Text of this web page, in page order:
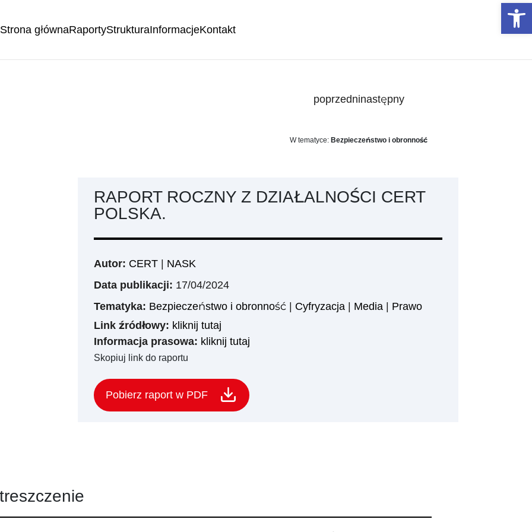
Strona głównaRaportyStrukturaInformacjeKontakt
poprzedninastępny
W tematyce: Bezpieczeństwo i obronność
RAPORT ROCZNY Z DZIAŁALNOŚCI CERT
POLSKA.
Autor: CERT| NASK
Data publikacji: 17/04/2024
Tematyka: Bezpieczeństwo i obronność| Cyfryzacja| Media| Prawo
Link źródłowy: kliknij tutaj
Informacja prasowa: kliknij tutaj
Skopiuj link do raportu
Pobierz raport w PDF